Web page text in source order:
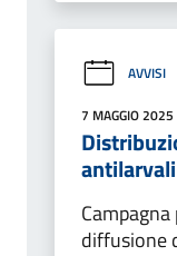
AVVISI
7 MAGGIO 2025
diffusione